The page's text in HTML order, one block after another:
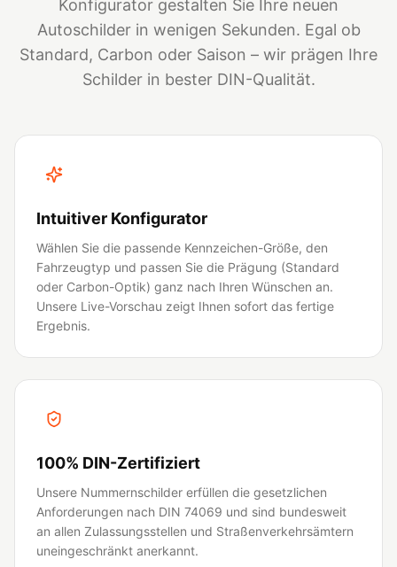
Konfigurator gestalten Sie Ihre neuen
Autoschilder in wenigen Sekunden. Egal ob
Standard, Carbon oder Saison – wir prägen Ihre
Schilder in bester DIN-Qualität.
Intuitiver Konfigurator
Wählen Sie die passende Kennzeichen-Größe, den
Fahrzeugtyp und passen Sie die Prägung (Standard
oder Carbon-Optik) ganz nach Ihren Wünschen an.
Unsere Live-Vorschau zeigt Ihnen sofort das fertige
Ergebnis.
100% DIN-Zertifiziert
Unsere Nummernschilder erfüllen die gesetzlichen
Anforderungen nach DIN 74069 und sind bundesweit
an allen Zulassungsstellen und Straßenverkehrsämtern
uneingeschränkt anerkannt.